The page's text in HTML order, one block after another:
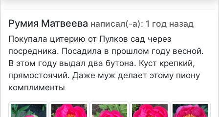
Румия Матвеева написал(-а): 1 год назад
Покупала цитерию от Пулков сад через
посредника. Посадила в прошлом году весной.
В этом году выдал два бутона. Куст крепкий,
прямостоячий. Даже муж делает этому пиону
комплименты